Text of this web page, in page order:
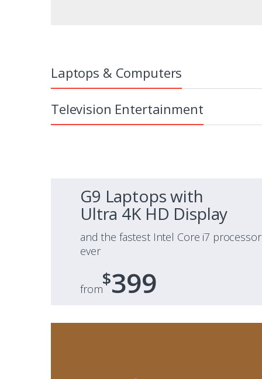
Laptops & Computers
Television Entertainment
G9 Laptops with
Ultra 4K HD Display
and the fastest Intel Core i7 processor
ever
from$399